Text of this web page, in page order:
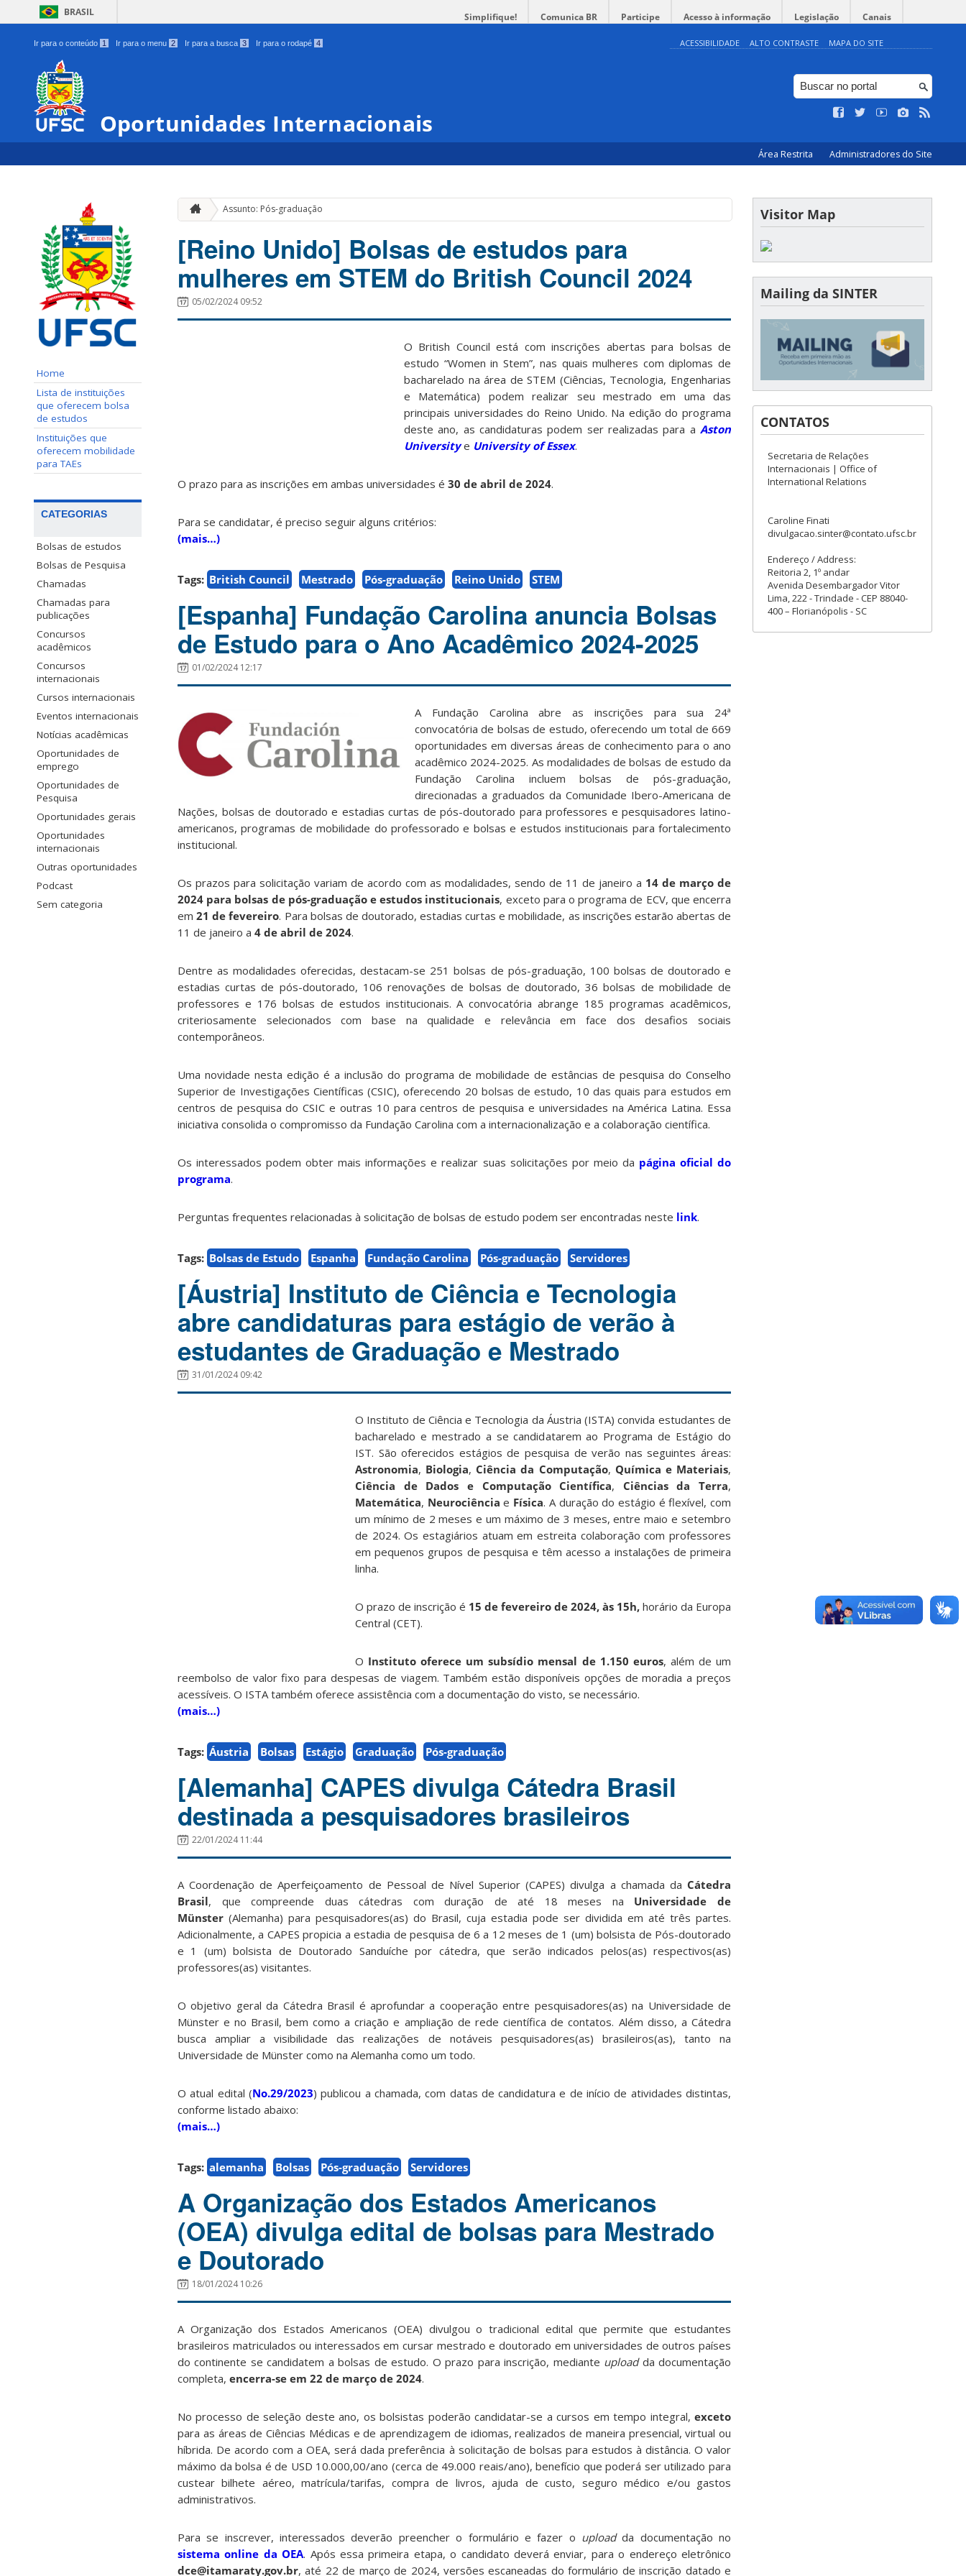
BRASIL Simplifique! Comunica BR Participe Acesso à informação Legislação Canais
Ir para o conteúdo 1 Ir para o menu 2 Ir para a busca 3 Ir para o rodapé 4 ACESSIBILIDADE ALTO CONTRASTE MAPA DO SITE
Oportunidades Internacionais
Área Restrita Administradores do Site
Home
Lista de instituições
que oferecem bolsa
de estudos
Instituições que
oferecem mobilidade
para TAEs
CATEGORIAS
Bolsas de estudos
Bolsas de Pesquisa
Chamadas
Chamadas para
publicações
Concursos
acadêmicos
Concursos
internacionais
Cursos internacionais
Eventos internacionais
Notícias acadêmicas
Oportunidades de
emprego
Oportunidades de
Pesquisa
Oportunidades gerais
Oportunidades
internacionais
Outras oportunidades
Podcast
Sem categoria
Assunto: Pós-graduação
[Reino Unido] Bolsas de estudos para
mulheres em STEM do British Council 2024
05/02/2024 09:52
O British Council está com inscrições abertas para bolsas de
estudo “Women in Stem”, nas quais mulheres com diplomas de
bacharelado na área de STEM (Ciências, Tecnologia, Engenharias
e Matemática) podem realizar seu mestrado em uma das
principais universidades do Reino Unido. Na edição do programa
deste ano, as candidaturas podem ser realizadas para a Aston
Universitye University of Essex.
O prazo para as inscrições em ambas universidades é 30 de abril de 2024.
Para se candidatar, é preciso seguir alguns critérios:
(mais…)
Tags: British Council Mestrado Pós-graduação Reino Unido STEM
[Espanha] Fundação Carolina anuncia Bolsas
de Estudo para o Ano Acadêmico 2024-2025
01/02/2024 12:17
A Fundação Carolina abre as inscrições para sua 24ª
convocatória de bolsas de estudo, oferecendo um total de 669
oportunidades em diversas áreas de conhecimento para o ano
acadêmico 2024-2025. As modalidades de bolsas de estudo da
Fundação Carolina incluem bolsas de pós-graduação,
direcionadas a graduados da Comunidade Ibero-Americana de
Nações, bolsas de doutorado e estadias curtas de pós-doutorado para professores e pesquisadores latino-
americanos, programas de mobilidade do professorado e bolsas e estudos institucionais para fortalecimento
institucional.
Os prazos para solicitação variam de acordo com as modalidades, sendo de 11 de janeiro a 14 de março de
2024 para bolsas de pós-graduação e estudos institucionais, exceto para o programa de ECV, que encerra
em21 de fevereiro. Para bolsas de doutorado, estadias curtas e mobilidade, as inscrições estarão abertas de
11 de janeiro a 4 de abril de 2024.
Dentre as modalidades oferecidas, destacam-se 251 bolsas de pós-graduação, 100 bolsas de doutorado e
estadias curtas de pós-doutorado, 106 renovações de bolsas de doutorado, 36 bolsas de mobilidade de
professores e 176 bolsas de estudos institucionais. A convocatória abrange 185 programas acadêmicos,
criteriosamente selecionados com base na qualidade e relevância em face dos desafios sociais
contemporâneos.
Uma novidade nesta edição é a inclusão do programa de mobilidade de estâncias de pesquisa do Conselho
Superior de Investigações Científicas (CSIC), oferecendo 20 bolsas de estudo, 10 das quais para estudos em
centros de pesquisa do CSIC e outras 10 para centros de pesquisa e universidades na América Latina. Essa
iniciativa consolida o compromisso da Fundação Carolina com a internacionalização e a colaboração científica.
Os interessados podem obter mais informações e realizar suas solicitações por meio da página oficial do
programa.
Perguntas frequentes relacionadas à solicitação de bolsas de estudo podem ser encontradas neste link.
Tags: Bolsas de Estudo Espanha Fundação Carolina Pós-graduação Servidores
[Áustria] Instituto de Ciência e Tecnologia
abre candidaturas para estágio de verão à
estudantes de Graduação e Mestrado
31/01/2024 09:42
O Instituto de Ciência e Tecnologia da Áustria (ISTA) convida estudantes de
bacharelado e mestrado a se candidatarem ao Programa de Estágio do
IST. São oferecidos estágios de pesquisa de verão nas seguintes áreas:
Astronomia, Biologia, Ciência da Computação, Química e Materiais,
Ciência de Dados e Computação Científica, Ciências da Terra,
Matemática, Neurociência e Física. A duração do estágio é flexível, com
um mínimo de 2 meses e um máximo de 3 meses, entre maio e setembro
de 2024. Os estagiários atuam em estreita colaboração com professores
em pequenos grupos de pesquisa e têm acesso a instalações de primeira
linha.
O prazo de inscrição é 15 de fevereiro de 2024, às 15h, horário da Europa
Central (CET).
O Instituto oferece um subsídio mensal de 1.150 euros, além de um
reembolso de valor fixo para despesas de viagem. Também estão disponíveis opções de moradia a preços
acessíveis. O ISTA também oferece assistência com a documentação do visto, se necessário.
(mais…)
Tags: Áustria Bolsas Estágio Graduação Pós-graduação
[Alemanha] CAPES divulga Cátedra Brasil
destinada a pesquisadores brasileiros
22/01/2024 11:44
A Coordenação de Aperfeiçoamento de Pessoal de Nível Superior (CAPES) divulga a chamada da Cátedra
Brasil, que compreende duas cátedras com duração de até 18 meses na Universidade de
Münster (Alemanha) para pesquisadores(as) do Brasil, cuja estadia pode ser dividida em até três partes.
Adicionalmente, a CAPES propicia a estadia de pesquisa de 6 a 12 meses de 1 (um) bolsista de Pós-doutorado
e 1 (um) bolsista de Doutorado Sanduíche por cátedra, que serão indicados pelos(as) respectivos(as)
professores(as) visitantes.
O objetivo geral da Cátedra Brasil é aprofundar a cooperação entre pesquisadores(as) na Universidade de
Münster e no Brasil, bem como a criação e ampliação de rede científica de contatos. Além disso, a Cátedra
busca ampliar a visibilidade das realizações de notáveis pesquisadores(as) brasileiros(as), tanto na
Universidade de Münster como na Alemanha como um todo.
O atual edital (No.29/2023) publicou a chamada, com datas de candidatura e de início de atividades distintas,
conforme listado abaixo:
(mais…)
Tags: alemanha Bolsas Pós-graduação Servidores
A Organização dos Estados Americanos
(OEA) divulga edital de bolsas para Mestrado
e Doutorado
18/01/2024 10:26
A Organização dos Estados Americanos (OEA) divulgou o tradicional edital que permite que estudantes
brasileiros matriculados ou interessados em cursar mestrado e doutorado em universidades de outros países
do continente se candidatem a bolsas de estudo. O prazo para inscrição, mediante uploadda documentação
completa, encerra-se em 22 de março de 2024.
No processo de seleção deste ano, os bolsistas poderão candidatar-se a cursos em tempo integral, exceto
para as áreas de Ciências Médicas e de aprendizagem de idiomas, realizados de maneira presencial, virtual ou
híbrida. De acordo com a OEA, será dada preferência à solicitação de bolsas para estudos à distância. O valor
máximo da bolsa é de USD 10.000,00/ano (cerca de 49.000 reais/ano), benefício que poderá ser utilizado para
custear bilhete aéreo, matrícula/tarifas, compra de livros, ajuda de custo, seguro médico e/ou gastos
administrativos.
Para se inscrever, interessados deverão preencher o formulário e fazer o uploadda documentação no
sistema online da OEA. Após essa primeira etapa, o candidato deverá enviar, para o endereço eletrônico
dce@itamaraty.gov.br, até 22 de março de 2024, versões escaneadas do formulário de inscrição datado e
Visitor Map
Mailing da SINTER
CONTATOS
Secretaria de Relações
Internacionais | Office of
International Relations
Caroline Finati
divulgacao.sinter@contato.ufsc.br
Endereço / Address:
Reitoria 2, 1º andar
Avenida Desembargador Vitor
Lima, 222 - Trindade - CEP 88040-
400 – Florianópolis - SC